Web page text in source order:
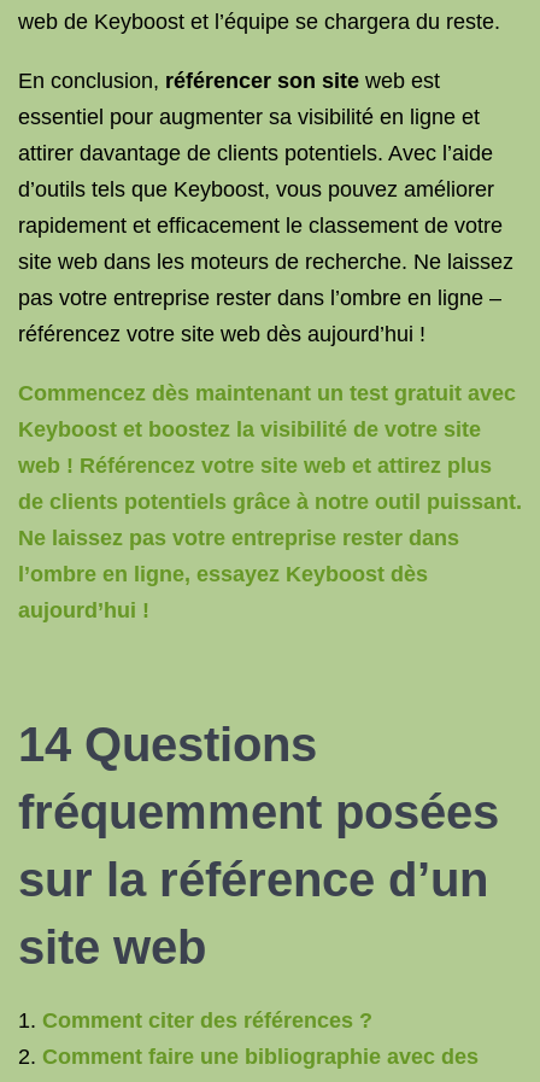
web de Keyboost et l’équipe se chargera du reste.
En conclusion, référencer son site web est
essentiel pour augmenter sa visibilité en ligne et
attirer davantage de clients potentiels. Avec l’aide
d’outils tels que Keyboost, vous pouvez améliorer
rapidement et efficacement le classement de votre
site web dans les moteurs de recherche. Ne laissez
pas votre entreprise rester dans l’ombre en ligne –
référencez votre site web dès aujourd’hui !
Commencez dès maintenant un test gratuit avec
Keyboost et boostez la visibilité de votre site
web ! Référencez votre site web et attirez plus
de clients potentiels grâce à notre outil puissant.
Ne laissez pas votre entreprise rester dans
l’ombre en ligne, essayez Keyboost dès
aujourd’hui !
14 Questions
fréquemment posées
sur la référence d’un
site web
Comment citer des références ?
Comment faire une bibliographie avec des